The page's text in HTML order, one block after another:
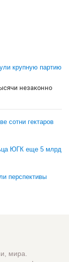
крупную партию
незаконно
сотни гектаров
ЮГК еще 5 млрд
перспективы
мира.